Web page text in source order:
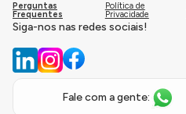
Perguntas
Frequentes
Política de
Privacidade
Siga-nos nas redes sociais!
Fale com a gente: